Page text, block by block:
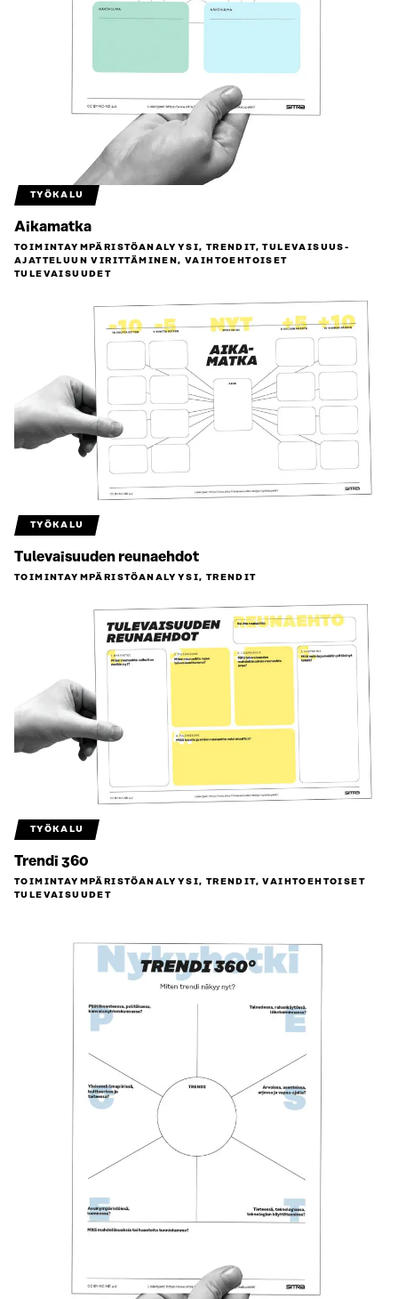
TYÖKALU
Aikamatka
TOIMINTAYMPÄRISTÖ­ANALYYSI, TRENDIT, TULEVAISUUS­
AJATTELUUN VIRITTÄMINEN, VAIHTOEHTOISET
TULEVAISUUDET
TYÖKALU
Tulevaisuuden reunaehdot
TOIMINTAYMPÄRISTÖ­ANALYYSI, TRENDIT
TYÖKALU
Trendi 360
TOIMINTAYMPÄRISTÖ­ANALYYSI, TRENDIT, VAIHTOEHTOISET
TULEVAISUUDET